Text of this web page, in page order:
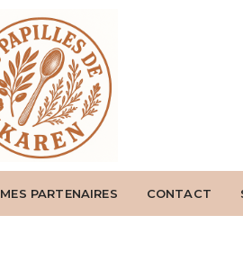
MES PARTENAIRES CONTACT